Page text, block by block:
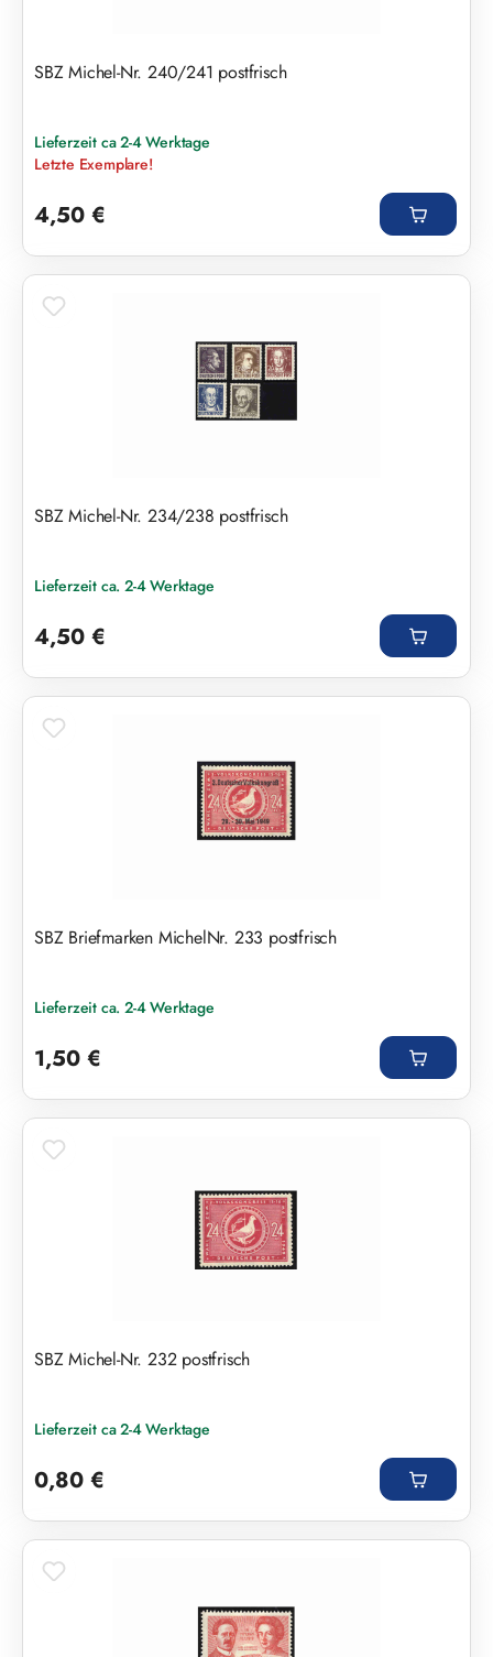
SBZ Michel-Nr. 240/241 postfrisch
Lieferzeit ca 2-4 Werktage
Letzte Exemplare!
4,50 €
SBZ Michel-Nr. 234/238 postfrisch
Lieferzeit ca. 2-4 Werktage
4,50 €
SBZ Briefmarken MichelNr. 233 postfrisch
Lieferzeit ca. 2-4 Werktage
1,50 €
SBZ Michel-Nr. 232 postfrisch
Lieferzeit ca 2-4 Werktage
0,80 €